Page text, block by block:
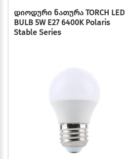
დიოდური ნათურა TORCH LED
BULB 5W E27 6400K Polaris
Stable Series